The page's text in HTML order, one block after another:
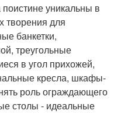
уникальны в
творения для
банкетки,
треугольные
в угол прихожей,
кресла, шкафы-
роль ограждающего
столы - идеальные